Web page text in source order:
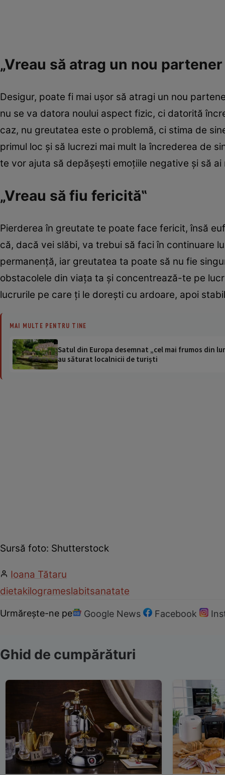
„Vreau să atrag un nou
Desigur, poate fi mai uşor să atragi un nou
nu se va datora noului aspect fizic, ci datorită
caz, nu greutatea este o problemă, ci stima de
primul loc şi să lucrezi mai mult la încrederea de
te vor ajuta să depăşeşti emoţiile negative şi să
„Vreau să fiu fericită‟
Pierderea în greutate te poate face fericit, însă
că, dacă vei slăbi, va trebui să faci în continuare
permanenţă, iar greutatea ta poate să nu fie
obstacolele din viaţa ta şi concentrează-te pe
lucrurile pe care ţi le doreşti cu ardoare, apoi
MAI MULTE PENTRU TINE
Satul din Europa desemnat „cel mai frumos din
au săturat localnicii de turiști
Sursă foto: Shutterstock
Ioana Tătaru
dietakilogrameslabitsanatate
Urmărește-ne pe Google News Facebook
Ghid de cumpărături